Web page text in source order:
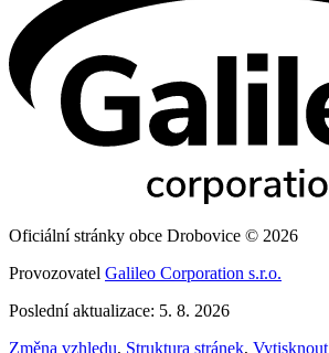
Oficiální stránky obce Drobovice © 2026
Provozovatel Galileo Corporation s.r.o.
Poslední aktualizace: 5. 8. 2026
Změna vzhledu, Struktura stránek, Vytisknout